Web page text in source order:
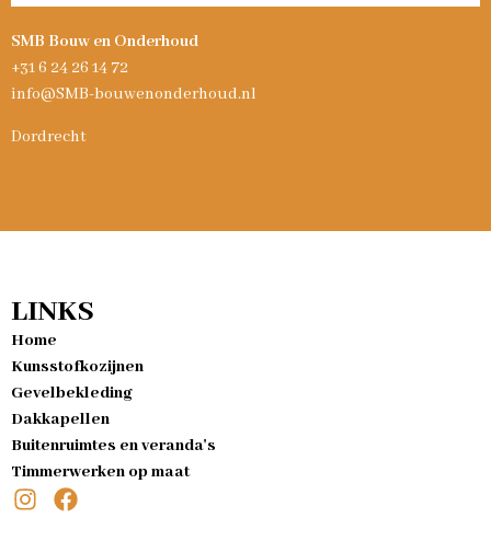
SMB Bouw en Onderhoud
+31 6 24 26 14 72
info@SMB-bouwenonderhoud.nl
Dordrecht
LINKS
Home
Kunsstofkozijnen
Gevelbekleding
Dakkapellen
Buitenruimtes en veranda's
Timmerwerken op maat